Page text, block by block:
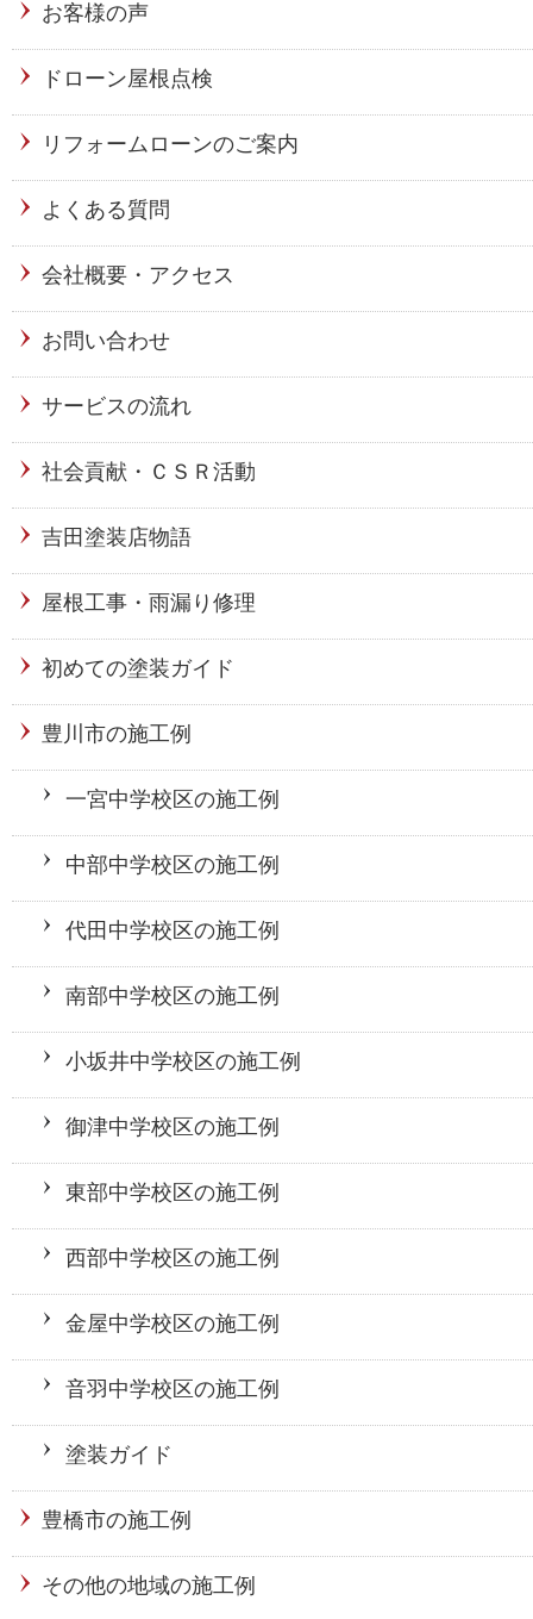
お客様の声
ドローン屋根点検
リフォームローンのご案内
よくある質問
会社概要・アクセス
お問い合わせ
サービスの流れ
社会貢献・ＣＳＲ活動
吉田塗装店物語
屋根工事・雨漏り修理
初めての塗装ガイド
豊川市の施工例
一宮中学校区の施工例
中部中学校区の施工例
代田中学校区の施工例
南部中学校区の施工例
小坂井中学校区の施工例
御津中学校区の施工例
東部中学校区の施工例
西部中学校区の施工例
金屋中学校区の施工例
音羽中学校区の施工例
塗装ガイド
豊橋市の施工例
その他の地域の施工例